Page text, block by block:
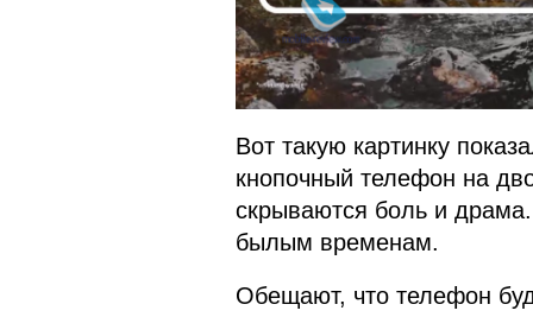
Вот такую картинку
кнопочный телефон на
скрываются боль и
былым временам.
Обещают, что телефон